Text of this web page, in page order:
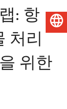
: 항
처리
위한
한국어